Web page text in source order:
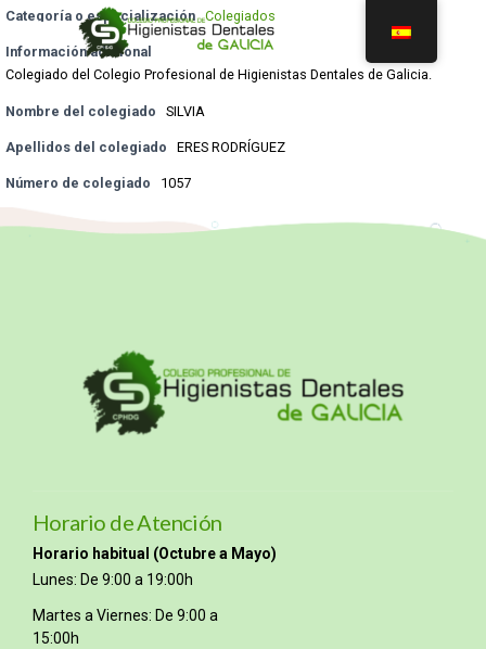
Categoría o especialización Colegiados
Información adicional
Colegiado del Colegio Profesional de Higienistas Dentales de Galicia.
Nombre del colegiado SILVIA
Apellidos del colegiado ERES RODRÍGUEZ
Número de colegiado 1057
Horario de Atención
Horario habitual (Octubre a Mayo)
Lunes: De 9:00 a 19:00h
Martes a Viernes: De 9:00 a
15:00h